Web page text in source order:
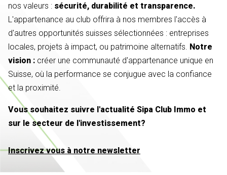
nos valeurs : sécurité, durabilité et transparence.
L'appartenance au club offrira à nos membres l'accès à
d'autres opportunités suisses sélectionnées : entreprises
locales, projets à impact, ou patrimoine alternatifs. Notre
vision : créer une communauté d'appartenance unique en
Suisse, où la performance se conjugue avec la confiance
et la proximité.
Vous souhaitez suivre l'actualité Sipa Club Immo et
sur le secteur de l'investissement?
Inscrivez vous à notre newsletter